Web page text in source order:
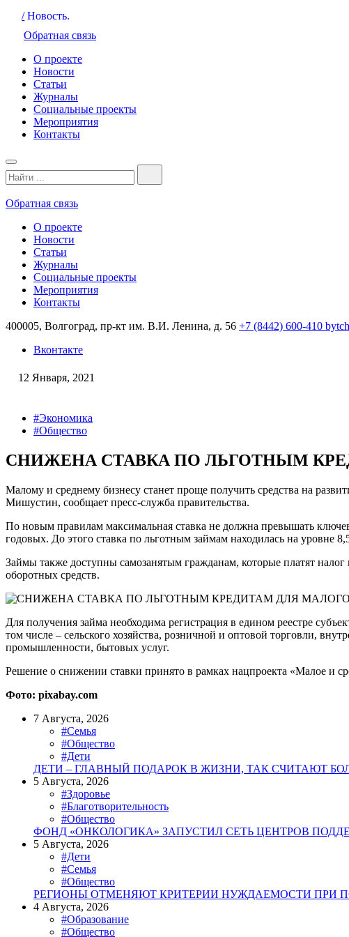
/ Новость.
Обратная связь
О проекте
Новости
Статьи
Журналы
Социальные проекты
Мероприятия
Контакты
Обратная связь
О проекте
Новости
Статьи
Журналы
Социальные проекты
Мероприятия
Контакты
400005, Волгоград, пр-кт им. В.И. Ленина, д. 56 +7 (8442) 600-410
Вконтакте
12 Января, 2021
#Экономика
#Общество
СНИЖЕНА СТАВКА ПО ЛЬГОТНЫМ
Малому и среднему бизнесу станет проще получить средства на
Мишустин, сообщает пресс-служба правительства.
По новым правилам максимальная ставка не должна превышать
годовых. До этого ставка по льготным займам находилась на уровне
Займы также доступны самозанятым гражданам, которые платят
оборотных средств.
Для получения займа необходима регистрация в едином реестре
том числе – сельского хозяйства, розничной и оптовой торговли,
промышленности, бытовых услуг.
Решение о снижении ставки принято в рамках нацпроекта «Малое и
Фото: pixabay.com
7 Августа, 2026
#Семья
#Общество
#Дети
ДЕТИ – ГЛАВНЫЙ ПОДАРОК В ЖИЗНИ, ТАК СЧИТАЮТ
5 Августа, 2026
#Здоровье
#Благотворительность
#Общество
ФОНД «ОНКОЛОГИКА» ЗАПУСТИЛ СЕТЬ ЦЕНТРОВ
5 Августа, 2026
#Дети
#Семья
#Общество
РЕГИОНЫ ОТМЕНЯЮТ КРИТЕРИИ НУЖДАЕМОСТИ ПРИ
4 Августа, 2026
#Образование
#Общество